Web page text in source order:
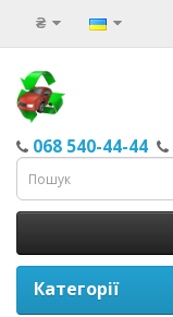
₴
068 540-44-44
Категорії